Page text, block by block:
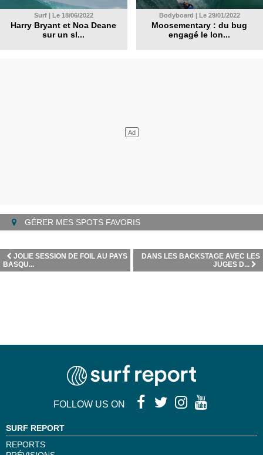
Surf | Le 18/06/2022
Harry Bryant et Noa Deane
sur un sl...
Bodyboard | Le 29/01/2022
Moosementary : du bug
engagé le lon...
GÉRER MES SPOTS FAVORIS
DANS LES BACKSTAGE AVEC LES
JUGES D...
JOLIE SESSION DE FOIL AU PAYS
BASQU...
FOLLOW US ON
SURF REPORT
REPORTS